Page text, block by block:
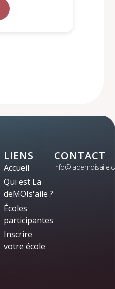
LIENS
Accueil
Qui est La
deMOIs'aile ?
Écoles
participantes
Inscrire
votre école
CONTACT